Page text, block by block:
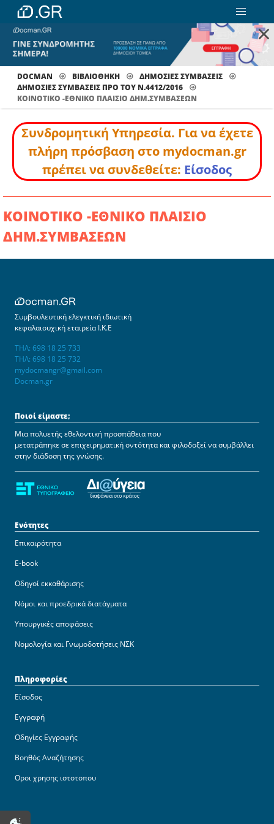
×
DOCMAN ΒΙΒΛΙΟΘΗΚΗ
ΔΗΜΟΣΙΕΣ ΣΥΜΒΑΣΕΙΣ
ΔΗΜΟΣΙΕΣ ΣΥΜΒΑΣΕΙΣ ΠΡΟ ΤΟΥ Ν.4412/2016
ΚΟΙΝΟΤΙΚΟ -ΕΘΝΙΚΟ ΠΛΑΙΣΙΟ ΔΗΜ.ΣΥΜΒΑΣΕΩΝ
Συνδρομητική Υπηρεσία. Για να έχετε
πλήρη πρόσβαση στο mydocman.gr
πρέπει να συνδεθείτε: Είσοδος
ΚΟΙΝΟΤΙΚΟ -ΕΘΝΙΚΟ ΠΛΑΙΣΙΟ
ΔΗΜ.ΣΥΜΒΑΣΕΩΝ
Συμβουλευτική ελεγκτική ιδιωτική
κεφαλαιουχική εταιρεία Ι.Κ.Ε
ΤΗΛ: 698 18 25 733
ΤΗΛ: 698 18 25 732
mydocmangr@gmail.com
Docman.gr
Ποιοί είμαστε;
Μια πολυετής εθελοντική προσπάθεια που
μετατράπηκε σε επιχειρηματική οντότητα και φιλοδοξεί να συμβάλλει
στην διάδοση της γνώσης.
Ενότητες
Επικαιρότητα
E-book
Οδηγοί εκκαθάρισης
Νόμοι και προεδρικά διατάγματα
Υπουργικές αποφάσεις
Νομολογία και Γνωμοδοτήσεις ΝΣΚ
Πληροφορίες
Είσοδος
Εγγραφή
Οδηγίες Εγγραφής
Βοηθός Αναζήτησης
Οροι χρησης ιστοτοπου